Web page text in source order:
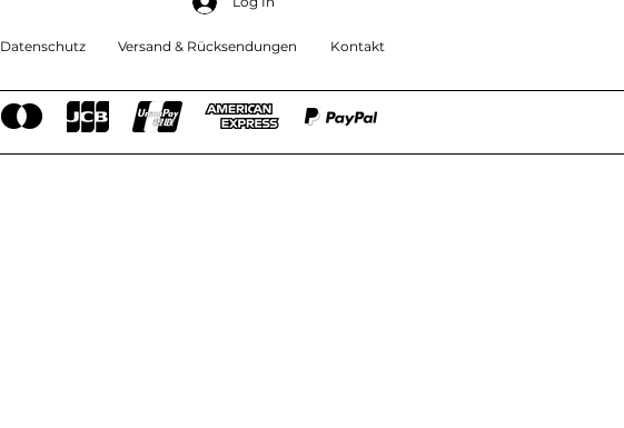
Datenschutz Versand & Rücksendungen Kontakt